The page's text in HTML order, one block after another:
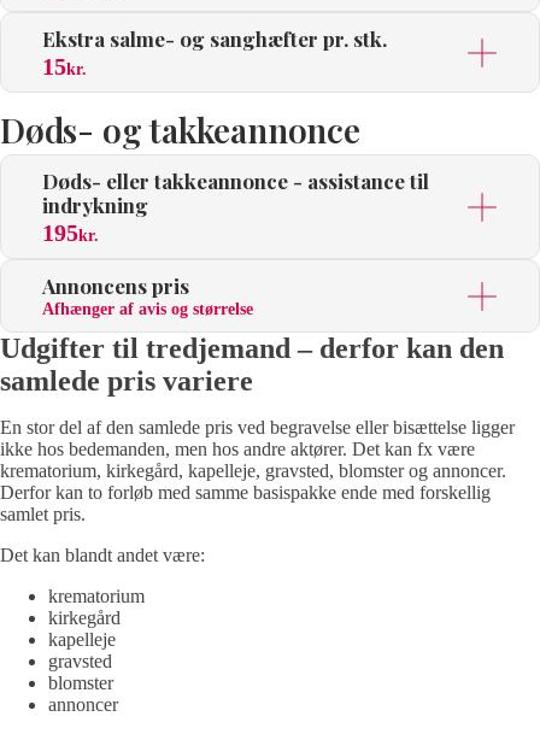
Ekstra salme- og sanghæfter pr. stk.
15kr.
Døds- og takkeannonce
Døds- eller takkeannonce - assistance til
indrykning
195kr.
Annoncens pris
Afhænger af avis og størrelse
Udgifter til tredjemand – derfor kan den
samlede pris variere
En stor del af den samlede pris ved begravelse eller bisættelse ligger
ikke hos bedemanden, men hos andre aktører. Det kan fx være
krematorium, kirkegård, kapelleje, gravsted, blomster og annoncer.
Derfor kan to forløb med samme basispakke ende med forskellig
samlet pris.
Det kan blandt andet være:
krematorium
kirkegård
kapelleje
gravsted
blomster
annoncer